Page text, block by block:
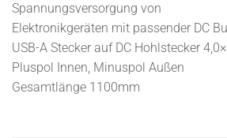
Spannungsversorgung von
Elektronikgeräten mit passender DC
USB-A Stecker auf DC Hohlstecker
Pluspol Innen, Minuspol Außen
Gesamtlänge 1100mm